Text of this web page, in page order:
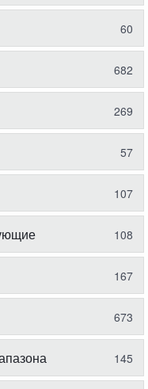
60
682
269
57
107
108
167
673
145